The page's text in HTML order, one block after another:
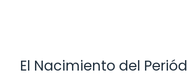
El Nacimiento del